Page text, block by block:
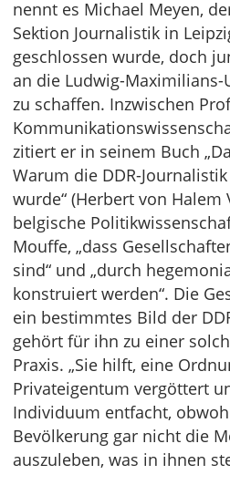
nennt es Michael Meyen,
Sektion Journalistik in
geschlossen wurde, doch
an die Ludwig-
zu schaffen. Inzwischen
zitiert er in seinem Buch
Warum die DDR-
wurde“ (Herbert von Halem
belgische
Mouffe, „dass
sind“ und „durch
konstruiert werden“. Die
ein bestimmtes Bild der
gehört für ihn zu einer
Praxis. „Sie hilft, eine
Privateigentum vergöttert
Individuum entfacht,
Bevölkerung gar nicht die
auszuleben, was in ihnen